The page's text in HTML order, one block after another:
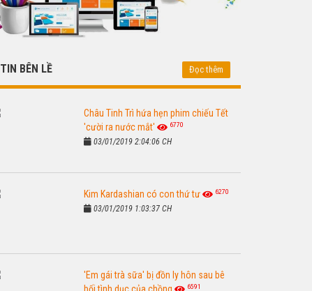
TIN BÊN LỀ Đọc thêm
Châu Tinh Trì hứa hẹn phim chiếu Tết
'cười ra nước mắt'
6770
03/01/2019 2:04:06 CH
Kim Kardashian có con thứ tư 6270
03/01/2019 1:03:37 CH
'Em gái trà sữa' bị đồn ly hôn sau bê
6591